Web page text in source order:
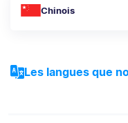
Chinois
Les langues que